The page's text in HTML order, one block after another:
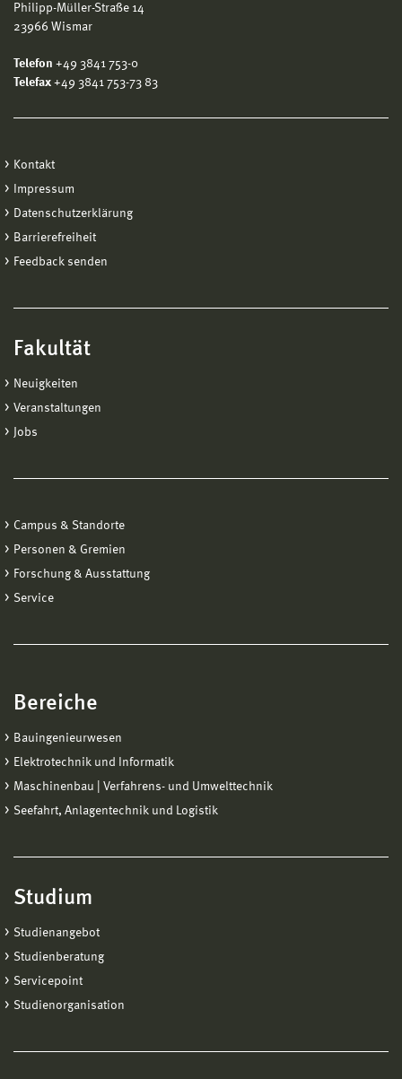
Philipp-Müller-Straße 14
23966 Wismar
Telefon +49 3841 753-0
Telefax +49 3841 753-73 83
Kontakt
Impressum
Datenschutzerklärung
Barrierefreiheit
Feedback senden
Fakultät
Neuigkeiten
Veranstaltungen
Jobs
Campus & Standorte
Personen & Gremien
Forschung & Ausstattung
Service
Bereiche
Bauingenieurwesen
Elektrotechnik und Informatik
Maschinenbau | Verfahrens- und Umwelttechnik
Seefahrt, Anlagentechnik und Logistik
Studium
Studienangebot
Studienberatung
Servicepoint
Studienorganisation